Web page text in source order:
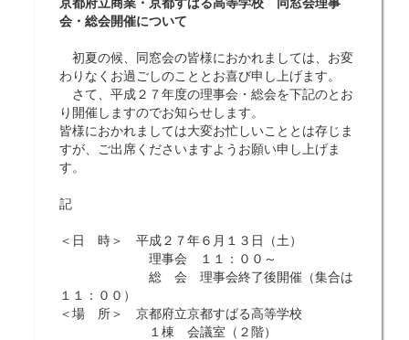
会・総会開催について
初夏の候、同窓会の皆様におかれましては、お変
わりなくお過ごしのこととお喜び申し上げます。
さて、平成２７年度の理事会・総会を下記のとお
り開催しますのでお知らせします。
皆様におかれましては大変お忙しいこととは存じま
すが、ご出席くださいますようお願い申し上げま
す。
記
＜日 時＞ 平成２７年６月１３日（土）
理事会 １１：００～
総 会 理事会終了後開催（集合は
１１：００）
＜場 所＞ 京都府立京都すばる高等学校
１棟 会議室（２階）